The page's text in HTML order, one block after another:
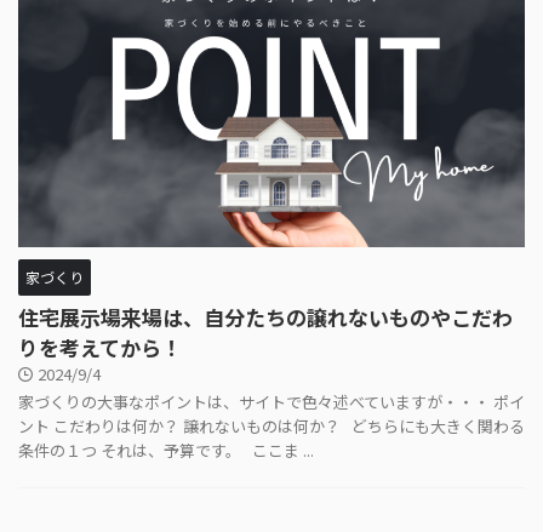
家づくり
住宅展示場来場は、自分たちの譲れないものやこだわ
りを考えてから！
2024/9/4
家づくりの大事なポイントは、サイトで色々述べていますが・・・ ポイ
ント こだわりは何か？ 譲れないものは何か？ どちらにも大きく関わる
条件の１つ それは、予算です。 ここま ...